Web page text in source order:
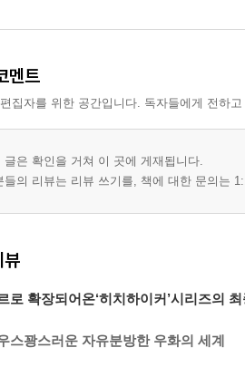
멘트
집자를 위한 공간입니다. 독자들에게 전하
글은 확인을 거쳐 이 곳에 게재됩니다.
들의 리뷰는 리뷰 쓰기를, 책에 대한 문의는
뷰
로 확장되어온‘히치하이커’시리즈의
스꽝스러운 자유분방한 우화의 세계